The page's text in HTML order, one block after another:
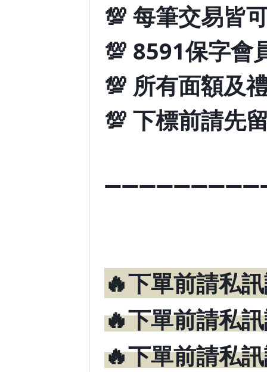
💯 每筆交易皆
💯 8591保字會
💯 所有面額及
💯 下標前請先
🔥下單前請私
🔥下單前請私
🔥下單前請私